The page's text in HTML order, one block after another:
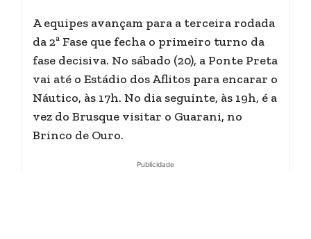
A equipes avançam para a terceira rodada
da 2ª Fase que fecha o primeiro turno da
fase decisiva. No sábado (20), a Ponte Preta
vai até o Estádio dos Aflitos para encarar o
Náutico, às 17h. No dia seguinte, às 19h, é a
vez do Brusque visitar o Guarani, no
Brinco de Ouro.
Publicidade